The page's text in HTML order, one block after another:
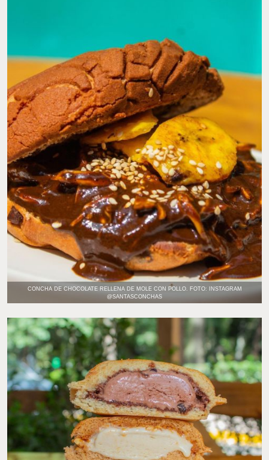
CONCHA DE CHOCOLATE RELLENA DE MOLE CON POLLO. FOTO: INSTAGRAM
@SANTASCONCHAS